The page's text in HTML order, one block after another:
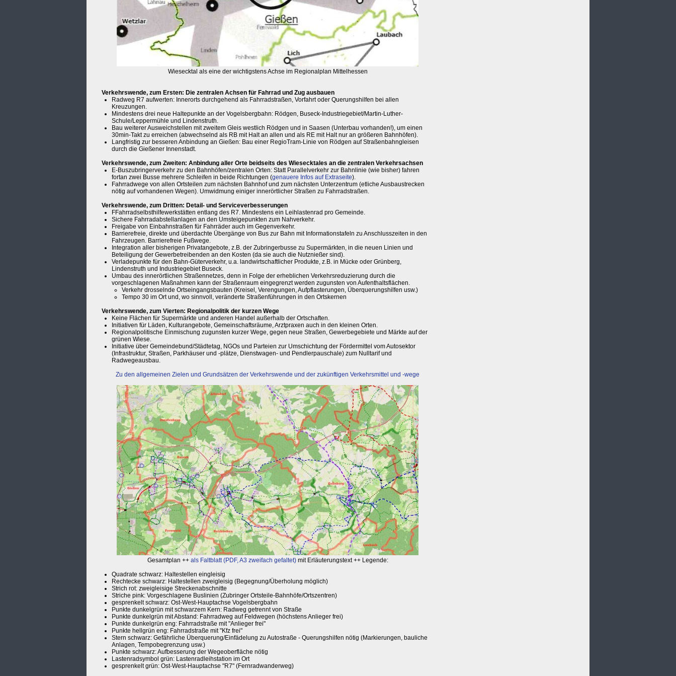
Wiesecktal als eine der wichtigstens Achse im Regionalplan Mittelhessen
Verkehrswende, zum Ersten: Die zentralen Achsen für Fahrrad und Zug ausbauen
Radweg R7 aufwerten: Innerorts durchgehend als Fahrradstraßen, Vorfahrt oder Querungshilfen bei allen
Kreuzungen.
Mindestens drei neue Haltepunkte an der Vogelsbergbahn: Rödgen, Buseck-Industriegebiet/Martin-Luther-
Schule/Leppermühle und Lindenstruth.
Bau weiterer Ausweichstellen mit zweitem Gleis westlich Rödgen und in Saasen (Unterbau vorhanden!), um einen
30min-Takt zu erreichen (abwechselnd als RB mit Halt an allen und als RE mit Halt nur an größeren Bahnhöfen).
Langfristig zur besseren Anbindung an Gießen: Bau einer RegioTram-Linie von Rödgen auf Straßenbahngleisen
durch die Gießener Innenstadt.
Verkehrswende, zum Zweiten: Anbindung aller Orte beidseits des Wiesecktales an die zentralen Verkehrsachsen
E-Buszubringerverkehr zu den Bahnhöfen/zentralen Orten: Statt Parallelverkehr zur Bahnlinie (wie bisher) fahren
fortan zwei Busse mehrere Schleifen in beide Richtungen (genauere Infos auf Extraseite).
Fahrradwege von allen Ortsteilen zum nächsten Bahnhof und zum nächsten Unterzentrum (etliche Ausbaustrecken
nötig auf vorhandenen Wegen). Umwidmung einiger innerörtlicher Straßen zu Fahrradstraßen.
Verkehrswende, zum Dritten: Detail- und Serviceverbesserungen
FFahrradselbsthilfewerkstätten entlang des R7. Mindestens ein Leihlastenrad pro Gemeinde.
Sichere Fahrradabstellanlagen an den Umsteigepunkten zum Nahverkehr.
Freigabe von Einbahnstraßen für Fahrräder auch im Gegenverkehr.
Barrierefreie, direkte und überdachte Übergänge von Bus zur Bahn mit Informationstafeln zu Anschlusszeiten in den
Fahrzeugen. Barrierefreie Fußwege.
Integration aller bisherigen Privatangebote, z.B. der Zubringerbusse zu Supermärkten, in die neuen Linien und
Beteiligung der Gewerbetreibenden an den Kosten (da sie auch die Nutznießer sind).
Verladepunkte für den Bahn-Güterverkehr, u.a. landwirtschaftlicher Produkte, z.B. in Mücke oder Grünberg,
Lindenstruth und Industriegebiet Buseck.
Umbau des innerörtlichen Straßennetzes, denn in Folge der erheblichen Verkehrsreduzierung durch die
vorgeschlagenen Maßnahmen kann der Straßenraum eingegrenzt werden zugunsten von Aufenthaltsflächen.
Verkehr drosselnde Ortseingangsbauten (Kreisel, Verengungen, Aufpflasterungen, Überquerungshilfen usw.)
Tempo 30 im Ort und, wo sinnvoll, veränderte Straßenführungen in den Ortskernen
Verkehrswende, zum Vierten: Regionalpolitik der kurzen Wege
Keine Flächen für Supermärkte und anderen Handel außerhalb der Ortschaften.
Initiativen für Läden, Kulturangebote, Gemeinschaftsräume, Arztpraxen auch in den kleinen Orten.
Regionalpolitische Einmischung zugunsten kurzer Wege, gegen neue Straßen, Gewerbegebiete und Märkte auf der
grünen Wiese.
Initiative über Gemeindebund/Städtetag, NGOs und Parteien zur Umschichtung der Fördermittel vom Autosektor
(Infrastruktur, Straßen, Parkhäuser und -plätze, Dienstwagen- und Pendlerpauschale) zum Nulltarif und
Radwegeausbau.
Zu den allgemeinen Zielen und Grundsätzen der Verkehrswende und der zukünftigen Verkehrsmittel und -wege
Gesamtplan ++ als Faltblatt (PDF, A3 zweifach gefaltet)mit Erläuterungstext ++ Legende:
Quadrate schwarz: Haltestellen eingleisig
Rechtecke schwarz: Haltestellen zweigleisig (Begegnung/Überholung möglich)
Strich rot: zweigleisige Streckenabschnitte
Striche pink: Vorgeschlagene Buslinien (Zubringer Ortsteile-Bahnhöfe/Ortszentren)
gesprenkelt schwarz: Ost-West-Hauptachse Vogelsbergbahn
Punkte dunkelgrün mit schwarzem Kern: Radweg getrennt von Straße
Punkte dunkelgrün mit Abstand: Fahrradweg auf Feldwegen (höchstens Anlieger frei)
Punkte dunkelgrün eng: Fahrradstraße mit "Anlieger frei"
Punkte hellgrün eng: Fahrradstraße mit "Kfz frei"
Stern schwarz: Gefährliche Überquerung/Einfädelung zu Autostraße - Querungshilfen nötig (Markierungen, bauliche
Anlagen, Tempobegrenzung usw.)
Punkte schwarz: Aufbesserung der Wegeoberfläche nötig
Lastenradsymbol grün: Lastenradleihstation im Ort
gesprenkelt grün: Ost-West-Hauptachse "R7" (Fernradwanderweg)